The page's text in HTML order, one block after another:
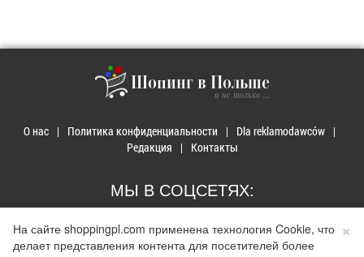
Шопинг в Польше
и не только ...
О нас Политика конфиденциальности
Dla reklamodawców
Редакция
Контакты
МЫ В СОЦСЕТЯХ:
×
На сайте shoppingpl.com применена технология Cookie, что
делает представления контента для посетителей более